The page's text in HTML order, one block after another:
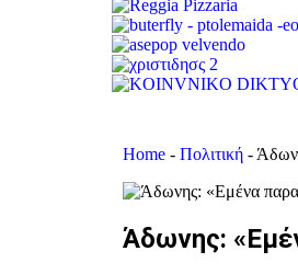
Home - Πολιτική -
Άδωνης: